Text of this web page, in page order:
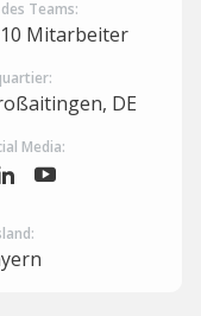
Teams:
Mitarbeiter
DE
Media: